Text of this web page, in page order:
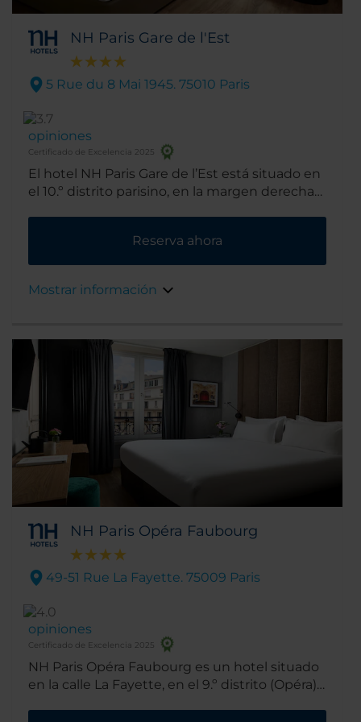
NH Paris Gare de l'Est
5 Rue du 8 Mai 1945. 75010 Paris
opiniones
Certificado de Excelencia 2025
El hotel NH Paris Gare de l’Est está situado en
el 10.º distrito parisino, en la margen derecha
minutos a pie de la Gare du Nord. El barrio en
el que se encuentra podría tildarse de
excelentes mercados y el famoso canal de
desenfadados, bares de moda y tiendas
originales.
Reserva ahora
Mostrar información
NH Paris Opéra Faubourg
49-51 Rue La Fayette. 75009 Paris
opiniones
Certificado de Excelencia 2025
NH Paris Opéra Faubourg es un hotel situado
en la calle La Fayette, en el 9.º distrito (Opéra)